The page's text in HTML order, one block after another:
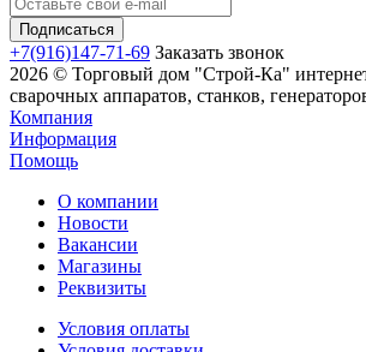
+7(916)147-71-69 Заказать звонок
2026 © Торговый дом "Строй-Ка"
сварочных аппаратов, станков,
Компания
Информация
Помощь
О компании
Новости
Вакансии
Магазины
Реквизиты
Условия оплаты